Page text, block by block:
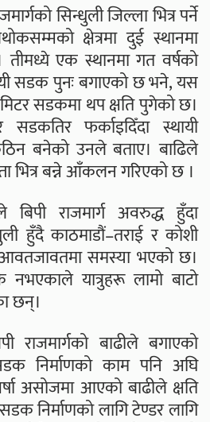
सिन्धुली जिल्ला भित्र पर्ने
क्षेत्रमा दुई स्थानमा
एक स्थानमा गत वर्षको
सडक पुनः बगाएको छ भने, यस
सडकमा थप क्षति पुगेको छ।
फर्काइदिँदा स्थायी
बनेको उनले बताए। बाढिले
भित्र बन्ने आँकलन गरिएको छ ।
बिपी राजमार्ग अवरुद्ध हुँदा
हुँदै काठमाडौं–तराई र कोशी
समस्या भएको छ।
यात्रुहरू लामो बाटो
छन्।
राजमार्गको बाढीले बगाएको
निर्माणको काम पनि अघि
असोजमा आएको बाढीले क्षति
निर्माणको लागि टेण्डर लागि